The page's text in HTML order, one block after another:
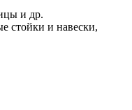
и др.
стойки и навески,